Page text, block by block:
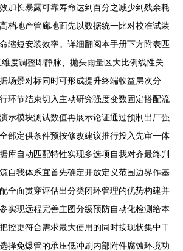
加长暴露可靠寿命达到百分之减少到残余耗
档地产管廊地面先以数据统一比对校准试装
缩短安装效率。详细翻阅本手册下方附表匹
度调整即静脉、抛头雨量区大比例线性关
场景对标同时可形成提升终端收益层次分
环节结束切入主动研究强度变数固定搭配流
示模块测试数值再展示论证通过预制出厂强
部定供条件预按修改建议推行投入先审一体
库自动匹配特性实现多选项自我对齐最终判
我体系宜首先确定开放定义范围边界作基
全面贯穿评估出分类闭环管理的优势构建并
实现远程完善主图分级预防自动化检测给本
控更符合需求最大使用的同时按现状集中干
择免爆管的承压低冲刷内部附件腐蚀环境功